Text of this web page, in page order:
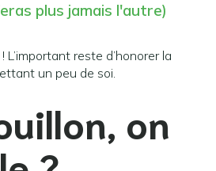
plus jamais l'autre)
reste d’honorer la
un peu de soi.
on